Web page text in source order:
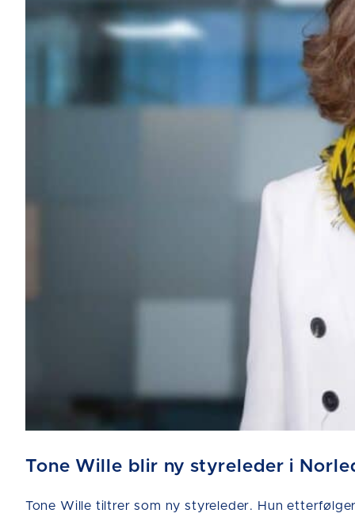
Tone Wille blir ny styreleder i
Tone Wille tiltrer som ny styreleder. Hun